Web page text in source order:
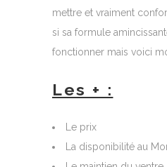
mettre et vraiment
si sa formule
fonctionner mais voici
Les + :
Le prix
La disponibilité au